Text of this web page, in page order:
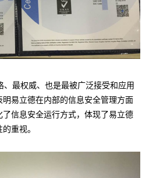
、最权威、也是最被广泛接受和应用
易立德在内部的信息安全管理方面
信息安全运行方式，体现了易立德
重视。